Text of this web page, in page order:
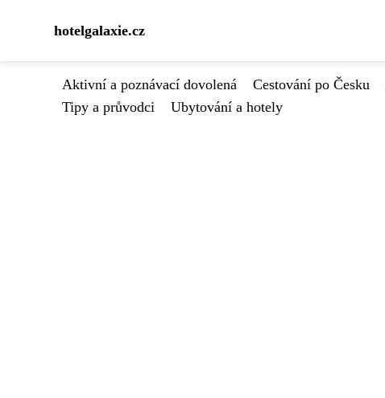
hotelgalaxie.cz
Aktivní a poznávací dovolená Cestování po Česku
Tipy a průvodci
Ubytování a hotely